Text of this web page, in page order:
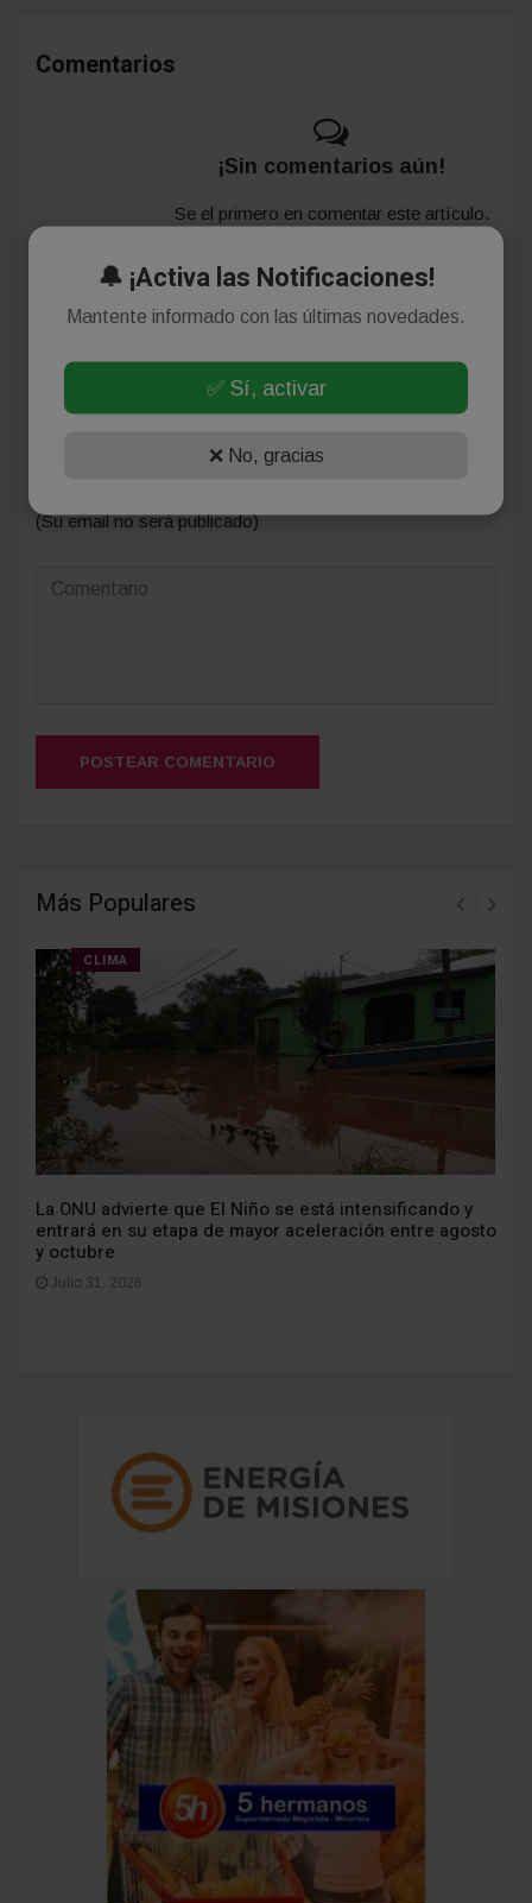
Comentarios
¡Sin comentarios aún!
Se el primero en comentar este artículo.
Deja tu comentario
(Su email no será publicado)
POSTEAR COMENTARIO
Más Populares
CLIMA
La ONU advierte que El Niño se está intensificando y
entrará en su etapa de mayor aceleración entre agosto
y octubre
Julio 31, 2026
🔔 ¡Activa las Notificaciones!
Mantente informado con las últimas novedades.
✅ Sí, activar
❌ No, gracias